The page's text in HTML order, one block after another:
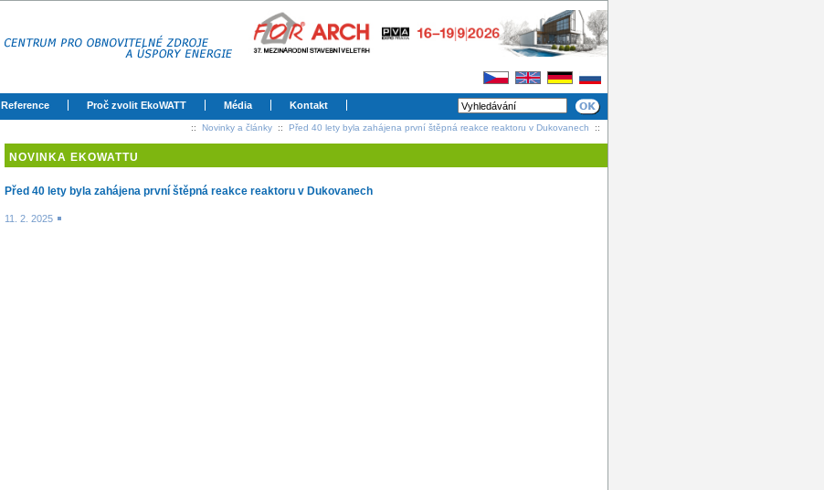
Reference Proč zvolit EkoWATT Média Kontakt
:: Novinky a články :: Před 40 lety byla zahájena první štěpná reakce reaktoru v Dukovanech ::
NOVINKA EKOWATTU
Před 40 lety byla zahájena první štěpná reakce reaktoru v Dukovanech
11. 2. 2025